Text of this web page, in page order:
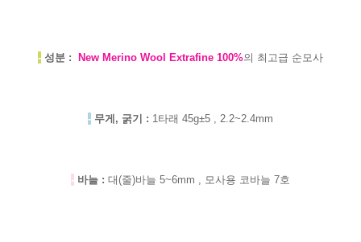
- 성분 : New Merino Wool Extrafine 100%의 최고급 순모사
- 무게, 굵기 : 1타래 45g±5 , 2.2~2.4mm
- 바늘 : 대(줄)바늘 5~6mm , 모사용 코바늘 7호